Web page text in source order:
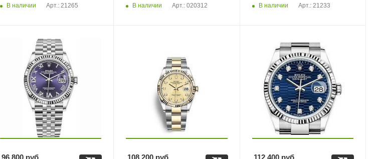
В наличии
Арт.: 21265 В наличии Арт.: 020312
В наличии
Арт.: 21233